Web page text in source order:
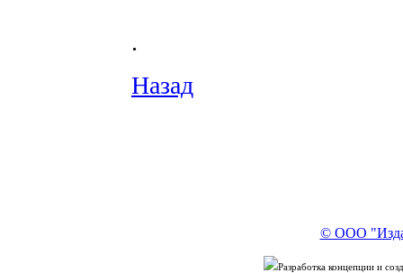
.
Назад
© ООО
Разработка концепции и